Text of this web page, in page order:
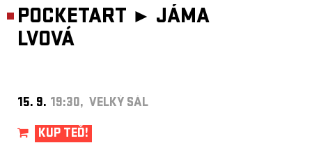
POCKETART ► JÁMA
LVOVÁ
15. 9. 19:30, VELKÝ SÁL
KUP TEĎ!